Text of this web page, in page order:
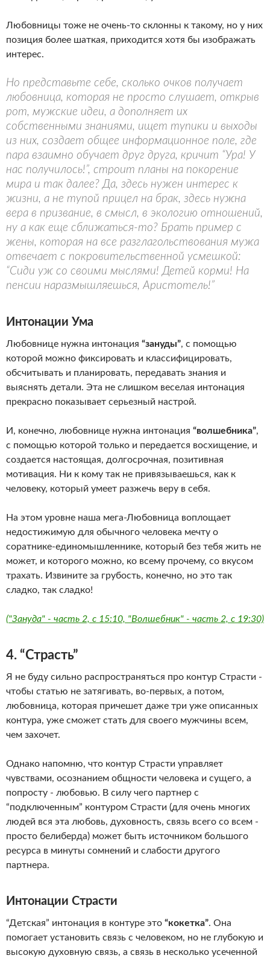
Любовницы тоже не очень-то склонны к такому, но у них
позиция более шаткая, приходится хотя бы изображать
интерес.
Но представьте себе, сколько очков получает
любовница, которая не просто слушает, открыв
рот, мужские идеи, а дополняет их
собственными знаниями, ищет тупики и выходы
из них, создает общее информационное поле, где
пара взаимно обучает друг друга, кричит “Ура! У
нас получилось!”, строит планы на покорение
мира и так далее? Да, здесь нужен интерес к
жизни, а не тупой прицел на брак, здесь нужна
вера в призвание, в смысл, в экологию отношений,
ну а как еще сближаться-то? Брать пример с
жены, которая на все разглагольствования мужа
отвечает с покровительственной усмешкой:
“Сиди уж со своими мыслями! Детей корми! На
пенсии наразмышляешься, Аристотель!”
Интонации Ума
Любовнице нужна интонация “зануды”, с помощью
которой можно фиксировать и классифицировать,
обсчитывать и планировать, передавать знания и
выяснять детали. Эта не слишком веселая интонация
прекрасно показывает серьезный настрой.
И, конечно, любовнице нужна интонация “волшебника”,
с помощью которой только и передается восхищение, и
создается настоящая, долгосрочная, позитивная
мотивация. Ни к кому так не привязываешься, как к
человеку, который умеет разжечь веру в себя.
На этом уровне наша мега-Любовница воплощает
недостижимую для обычного человека мечту о
соратнике-единомышленнике, который без тебя жить не
может, и которого можно, ко всему прочему, со вкусом
трахать. Извините за грубость, конечно, но это так
сладко, так сладко!
("Зануда" - часть 2, с 15:10, "Волшебник" - часть 2, с 19:30)
4. “Страсть”
Я не буду сильно распространяться про контур Страсти -
чтобы статью не затягивать, во-первых, а потом,
любовница, которая причешет даже три уже описанных
контура, уже сможет стать для своего мужчины всем,
чем захочет.
Однако напомню, что контур Страсти управляет
чувствами, осознанием общности человека и сущего, а
попросту - любовью. В силу чего партнер с
“подключенным” контуром Страсти (для очень многих
людей вся эта любовь, духовность, связь всего со всем -
просто белиберда) может быть источником большого
ресурса в минуты сомнений и слабости другого
партнера.
Интонации Страсти
“Детская” интонация в контуре это “кокетка”. Она
помогает установить связь с человеком, но не глубокую и
высокую духовную связь, а связь в несколько усеченной